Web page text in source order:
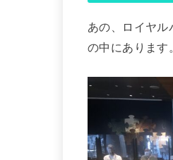
あの、ロイヤ
の中にあります